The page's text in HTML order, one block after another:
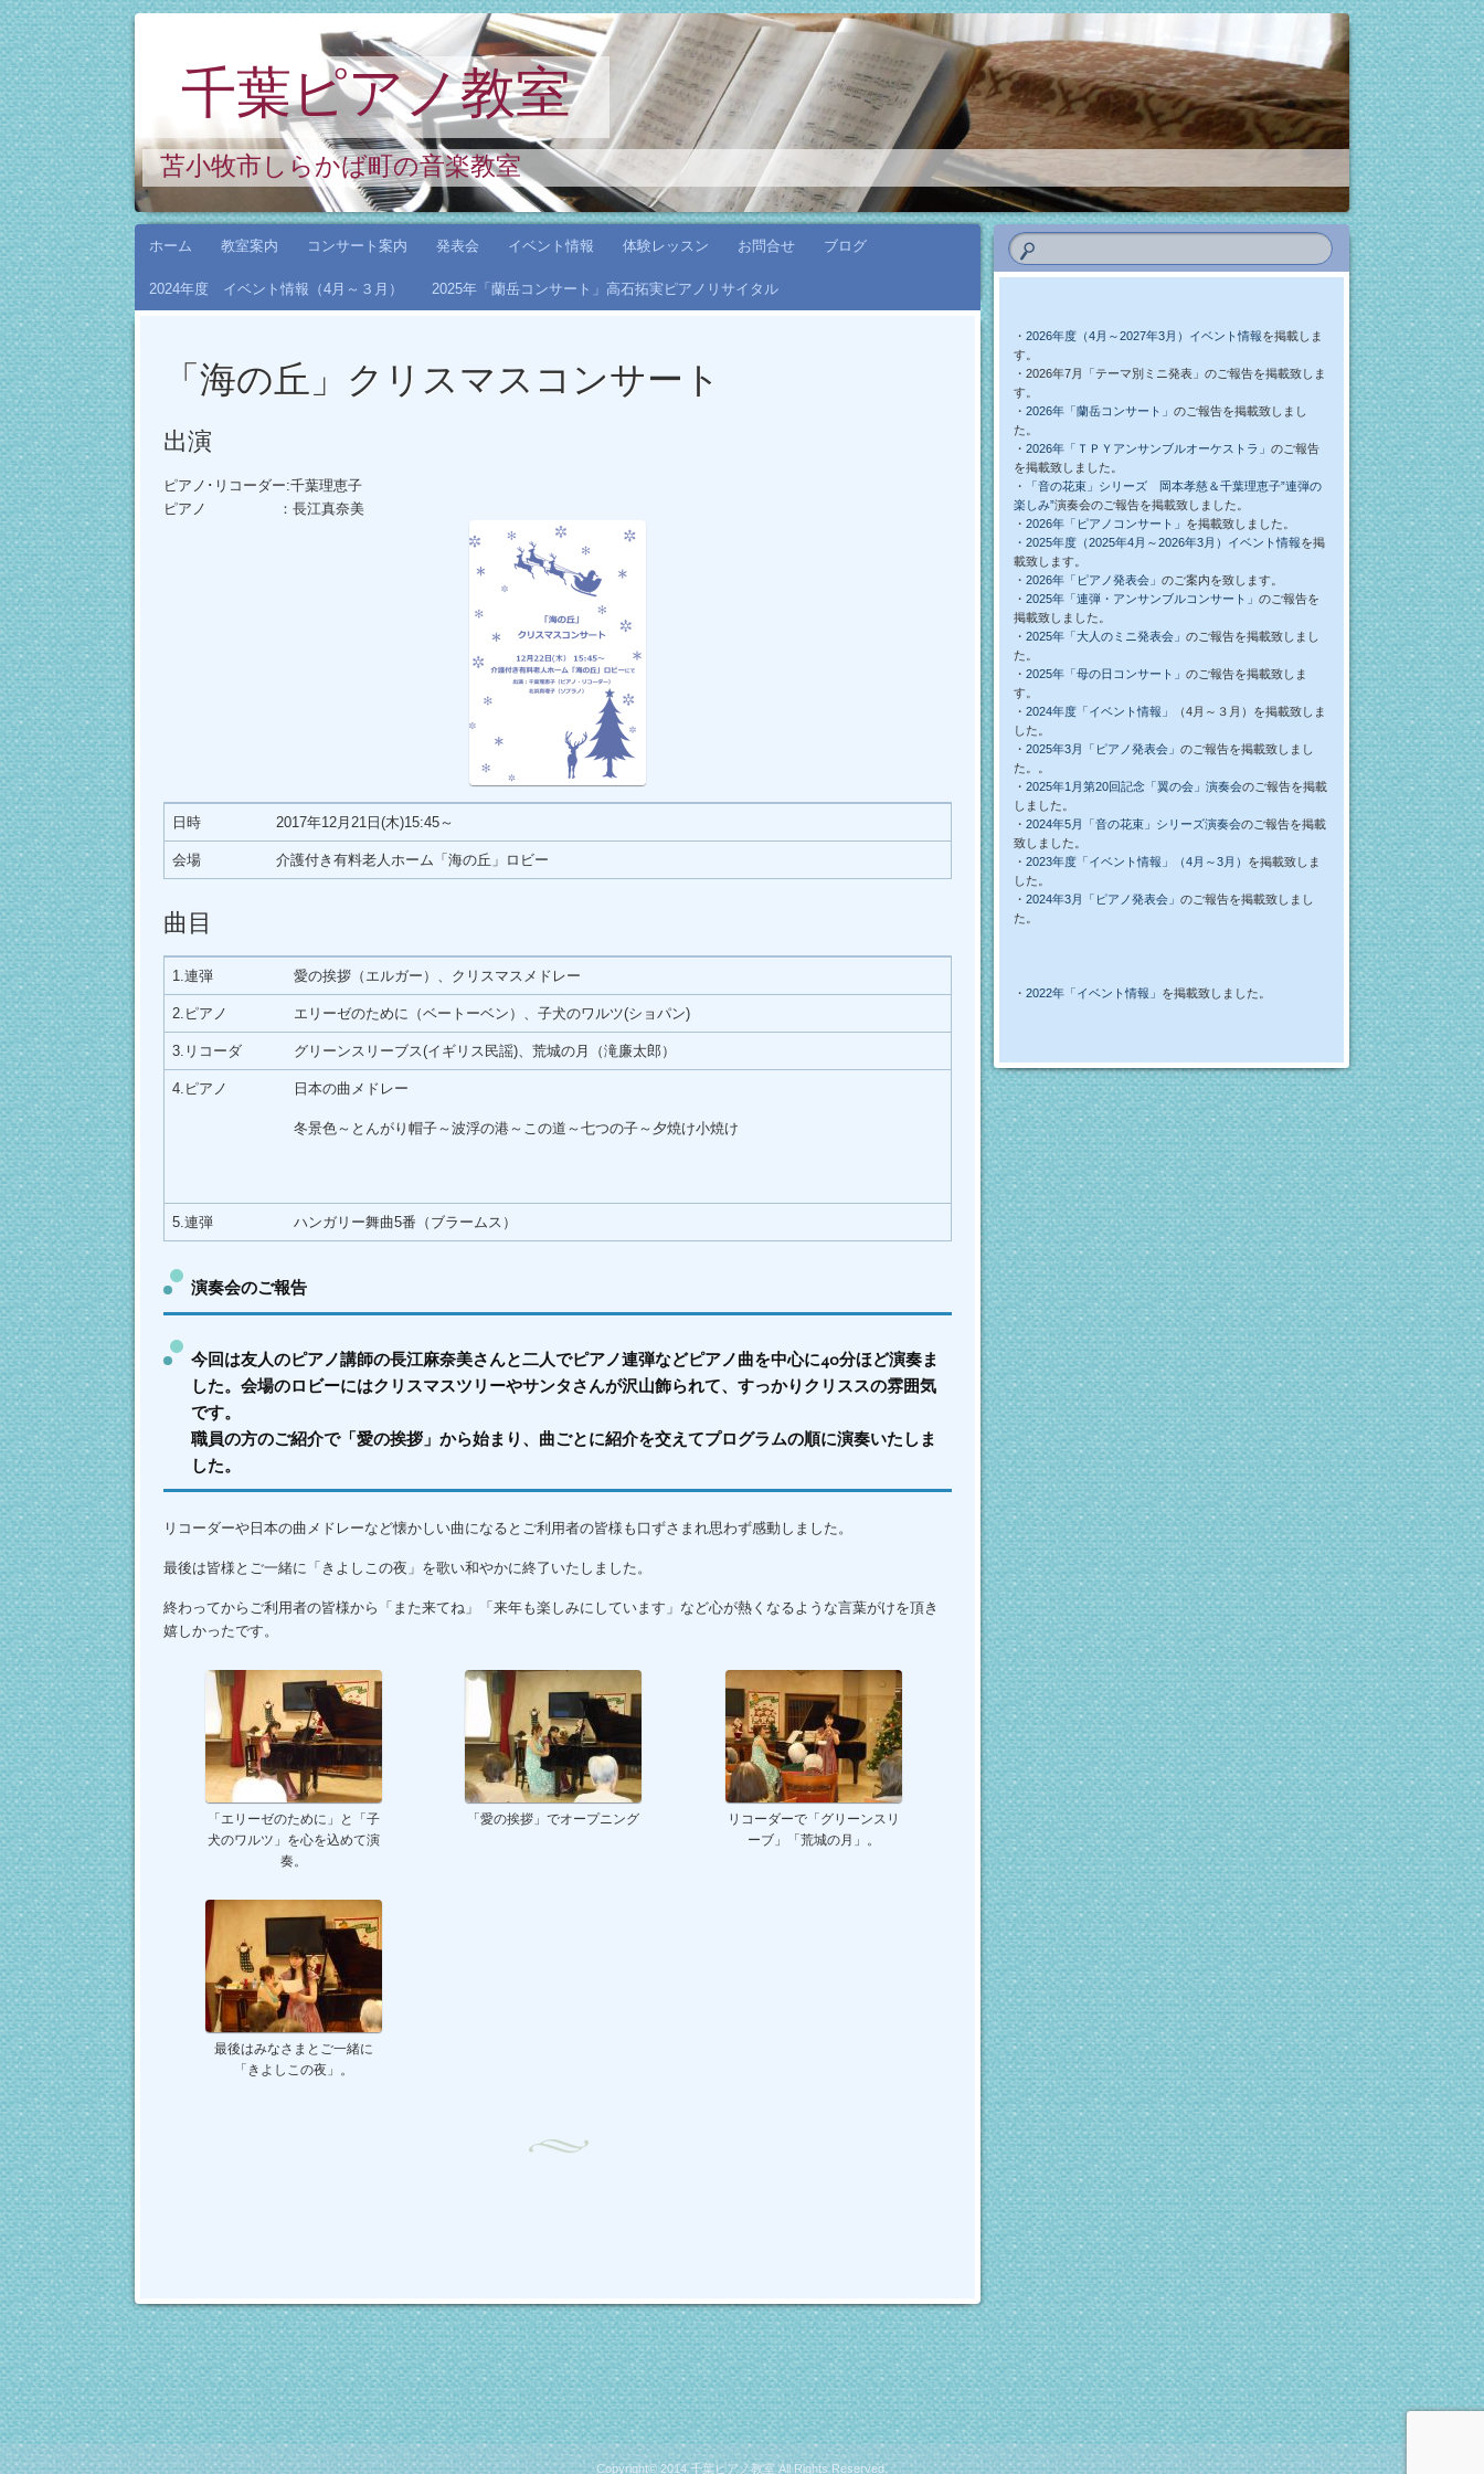
千葉ピアノ教室
苫小牧市しらかば町の音楽教室
コ
ホーム 教室案内 コンサート案内 発表会 イベント情報 体験レッスン お問合せ ブログ
2024年度 イベント情報（4月～３月） 2025年「蘭岳コンサート」高石拓実ピアノリサイタル
「海の丘」クリスマスコンサート
出演
ピアノ･リコーダー:千葉理恵子
ピアノ ：長江真奈美
日時 2017年12月21日(木)15:45～
会場 介護付き有料老人ホーム「海の丘」ロビー
曲目
1.連弾 愛の挨拶（エルガー）、クリスマスメドレー
2.ピアノ エリーゼのために（ベートーベン）、子犬のワルツ(ショパン)
3.リコーダ グリーンスリーブス(イギリス民謡)、荒城の月（滝廉太郎）
4.ピアノ 日本の曲メドレー
冬景色～とんがり帽子～波浮の港～この道～七つの子～夕焼け小焼け
5.連弾 ハンガリー舞曲5番（ブラームス）
演奏会のご報告
今回は友人のピアノ講師の長江麻奈美さんと二人でピアノ連弾などピアノ曲を中心に40分ほど演奏ま
した。会場のロビーにはクリスマスツリーやサンタさんが沢山飾られて、すっかりクリススの雰囲気
です。
職員の方のご紹介で「愛の挨拶」から始まり、曲ごとに紹介を交えてプログラムの順に演奏いたしま
した。
リコーダーや日本の曲メドレーなど懐かしい曲になるとご利用者の皆様も口ずさまれ思わず感動しました。
最後は皆様とご一緒に「きよしこの夜」を歌い和やかに終了いたしました。
終わってからご利用者の皆様から「また来てね」「来年も楽しみにしています」など心が熱くなるような言葉がけを頂き
嬉しかったです。
「エリーゼのために」と「子
犬のワルツ」を心を込めて演
奏。
「愛の挨拶」でオープニング
リコーダーで「グリーンスリ
ーブ」「荒城の月」。
最後はみなさまとご一緒に
「きよしこの夜」。
・2026年度（4月～2027年3月）イベント情報を掲載しま
す。
・2026年7月「テーマ別ミニ発表」のご報告を掲載致しま
す。
・2026年「蘭岳コンサート」のご報告を掲載致しまし
た。
・2026年「ＴＰＹアンサンブルオーケストラ」のご報告
を掲載致しました。
・
「音の花束」シリーズ 岡本孝慈＆千葉理恵子”連弾の
楽しみ”演奏会のご報告を掲載致しました。
・2026年「ピアノコンサート」 を掲載致しました。
・2025年度（2025年4月～2026年3月）イベント情報を掲
載致します。
・2026年「ピアノ発表会」のご案内を致します。
・2025年「連弾・アンサンブルコンサート」のご報告を
掲載致しました。
・2025年「大人のミニ発表会」のご報告を掲載致しまし
た。
・2025年「母の日コンサート」のご報告を掲載致しま
す。
・2024年度「イベント情報」
（4月～３月）を掲載致しま
した。
・2025年3月「ピアノ発表会」のご報告を掲載致しまし
た。。
・2025年1月第20回記念「翼の会」演奏会のご報告を掲載
しました。
・2024年5月「音の花束」シリーズ演奏会のご報告を掲載
致しました。
・2023年度「イベント情報」（4月～3月） を掲載致しま
した。
・2024年3月「ピアノ発表会」のご報告を掲載致しまし
た。
・2022年「イベント情報」 を掲載致しました。
Copyright© 2014 千葉ピアノ教室 All Rights Reserved.